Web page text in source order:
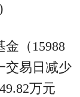
金（15988
交易日减少
万元